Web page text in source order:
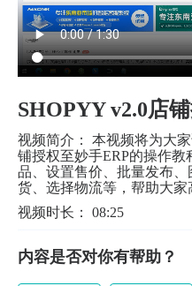
SHOPYY v2.0店
视频简介： 本视频将为大
铺授权至妙手ERP的操作
品、设置售价、批量发布
货、选择物流等，帮助大家
视频时长： 08:25
内容是否对你有帮助？